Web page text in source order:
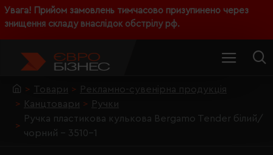
Увага! Прийом замовлень тимчасово призупинено через
знищення складу внаслідок обстрілу рф.
Товари
Рекламно-сувенірна продукція
Канцтовари
Ручки
Ручка пластикова кулькова Bergamo Tender білий/
чорний - 3510-1